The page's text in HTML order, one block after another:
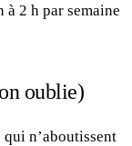
2 h par semaine
oublie)
qui n’aboutissent